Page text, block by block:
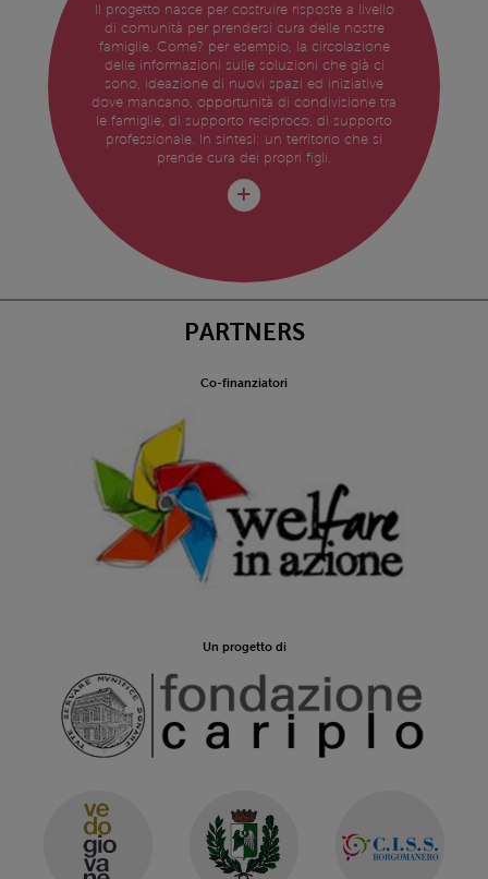
Il progetto nasce per costruire risposte a livello
di comunità per prendersi cura delle nostre
famiglie. Come? per esempio, la circolazione
delle informazioni sulle soluzioni che già ci
sono, ideazione di nuovi spazi ed iniziative
dove mancano, opportunità di condivisione tra
le famiglie, di supporto reciproco, di supporto
professionale. In sintesi: un territorio che si
prende cura dei propri figli.
PARTNERS
Co-finanziatori
Un progetto di